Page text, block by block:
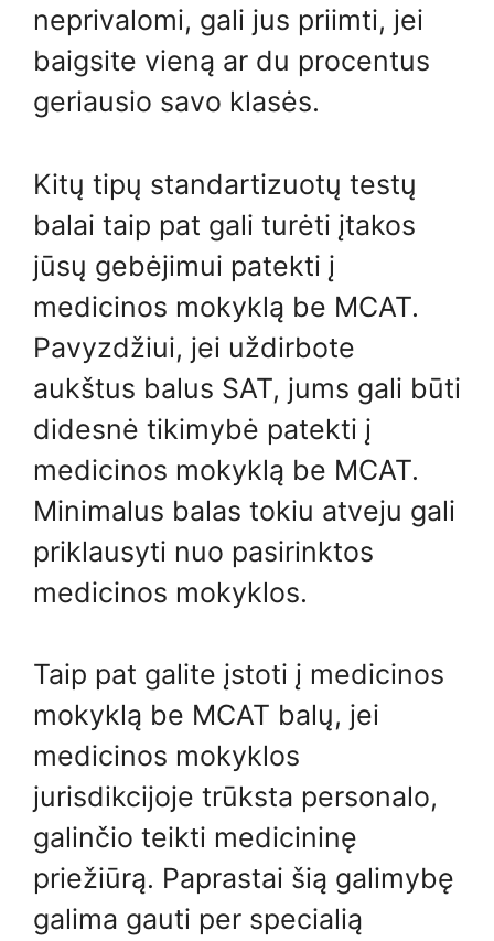
neprivalomi, gali jus priimti, jei
baigsite vieną ar du procentus
geriausio savo klasės.
Kitų tipų standartizuotų testų
balai taip pat gali turėti įtakos
jūsų gebėjimui patekti į
medicinos mokyklą be MCAT.
Pavyzdžiui, jei uždirbote
aukštus balus SAT, jums gali būti
didesnė tikimybė patekti į
medicinos mokyklą be MCAT.
Minimalus balas tokiu atveju gali
priklausyti nuo pasirinktos
medicinos mokyklos.
Taip pat galite įstoti į medicinos
mokyklą be MCAT balų, jei
medicinos mokyklos
jurisdikcijoje trūksta personalo,
galinčio teikti medicininę
priežiūrą. Paprastai šią galimybę
galima gauti per specialią